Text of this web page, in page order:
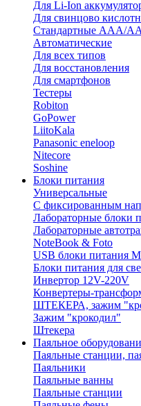
Для Li-Ion
Для свинцово
Стандартные ААА/
Автоматические
Для всех типов
Для восстановления
Для смартфонов
Тестеры
Robiton
GoPower
LiitoKala
Panasonic eneloop
Nitecore
Soshine
Блоки питания
Универсальные
C фиксированным
Лабораторные блоки
Лабораторные
NoteBook & Foto
USB блоки питания
Блоки питания для
Инвертор 12V-220V
Конвертеры-
ШТЕКЕРА, зажим
Зажим "крокодил"
Штекера
Паяльное
Паяльные станции,
Паяльники
Паяльные ванны
Паяльные станции